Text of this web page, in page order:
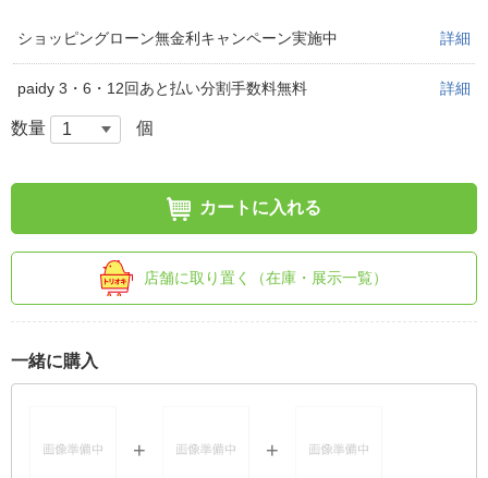
ショッピングローン無金利キャンペーン実施中 詳細
paidy 3・6・12回あと払い分割手数料無料 詳細
数量 個
カートに入れる
店舗に取り置く（在庫・展示一覧）
一緒に購入